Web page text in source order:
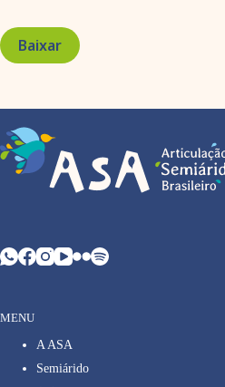
Baixar
MENU
A ASA
Semiárido